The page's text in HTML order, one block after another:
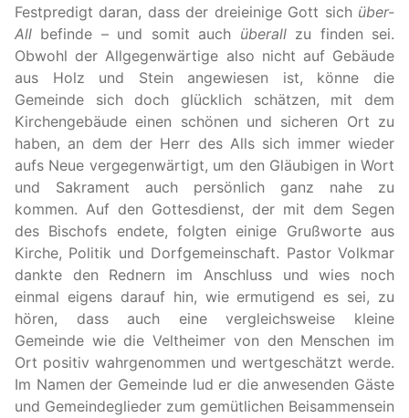
Festpredigt daran, dass der dreieinige Gott sich über-
All befinde – und somit auch überall zu finden sei.
Obwohl der Allgegenwärtige also nicht auf Gebäude
aus Holz und Stein angewiesen ist, könne die
Gemeinde sich doch glücklich schätzen, mit dem
Kirchengebäude einen schönen und sicheren Ort zu
haben, an dem der Herr des Alls sich immer wieder
aufs Neue vergegenwärtigt, um den Gläubigen in Wort
und Sakrament auch persönlich ganz nahe zu
kommen. Auf den Gottesdienst, der mit dem Segen
des Bischofs endete, folgten einige Grußworte aus
Kirche, Politik und Dorfgemeinschaft. Pastor Volkmar
dankte den Rednern im Anschluss und wies noch
einmal eigens darauf hin, wie ermutigend es sei, zu
hören, dass auch eine vergleichsweise kleine
Gemeinde wie die Veltheimer von den Menschen im
Ort positiv wahrgenommen und wertgeschätzt werde.
Im Namen der Gemeinde lud er die anwesenden Gäste
und Gemeindeglieder zum gemütlichen Beisammensein